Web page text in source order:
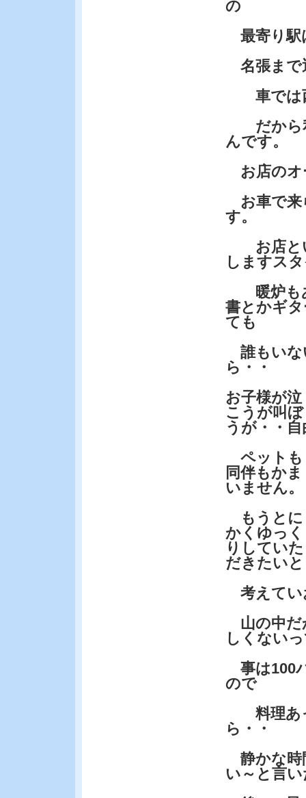
の
最寄り駅
名張まで
車では西
だから私
んです。
お店のオ
お車で来
す。
お店と
しますス
暖炉も
書とかギ
ても
誰もいな
ら・・
お子様が泣
こうが叫ぼ
うが・・自
ペットも
同伴もかま
いません。
もうとに
かくゆっく
りしていた
だきたいと
考えてい
山の中だ
しくない
事は100
ので
料理あ
ら・・
静かな時
い～と言